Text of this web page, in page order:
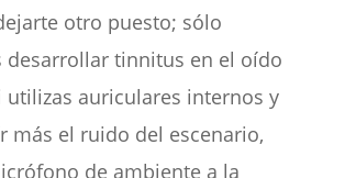
otro puesto; sólo
desarrollar tinnitus en el oído
utilizas auriculares internos y
más el ruido del escenario,
de ambiente a la